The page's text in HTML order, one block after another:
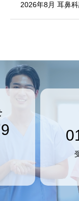
2026年8月 耳鼻